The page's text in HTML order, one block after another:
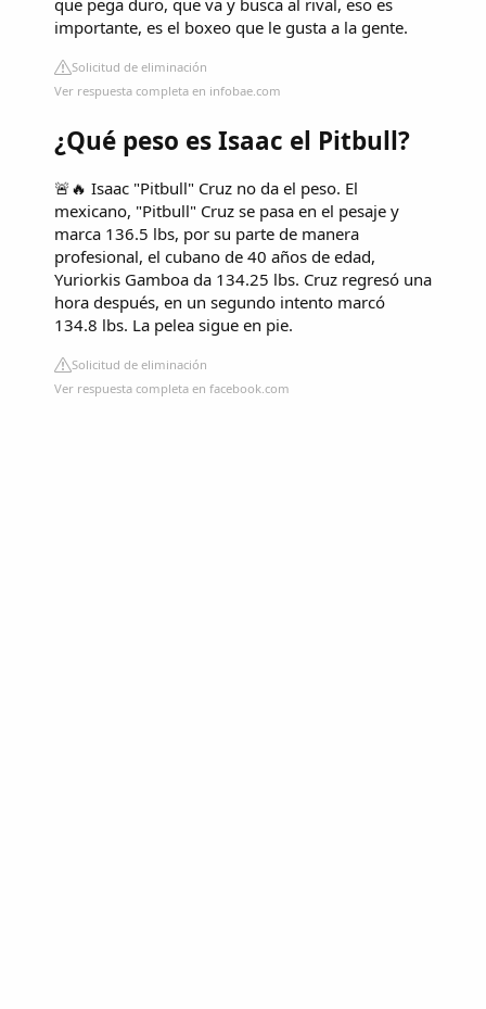
importante, es el boxeo que le gusta a la gente.
Solicitud de eliminación
Ver respuesta completa en infobae.com
¿Qué peso es Isaac el Pitbull?
🚨🔥 Isaac "Pitbull" Cruz no da el peso. El
mexicano, "Pitbull" Cruz se pasa en el pesaje y
marca 136.5 lbs, por su parte de manera
profesional, el cubano de 40 años de edad,
Yuriorkis Gamboa da 134.25 lbs. Cruz regresó una
hora después, en un segundo intento marcó
134.8 lbs. La pelea sigue en pie.
Solicitud de eliminación
Ver respuesta completa en facebook.com